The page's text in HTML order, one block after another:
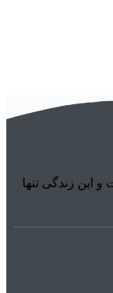
این زندگی تنها